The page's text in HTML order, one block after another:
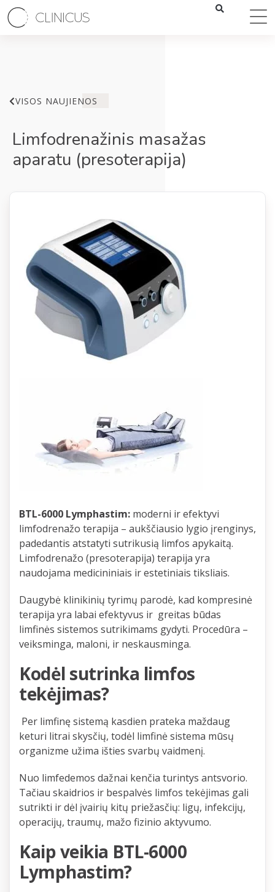
VISOS NAUJIENOS
Limfodrenažinis masažas
aparatu (presoterapija)
BTL-6000 Lymphastim: moderni ir efektyvi
limfodrenažo terapija – aukščiausio lygio įrenginys,
padedantis atstatyti sutrikusią limfos apykaitą.
Limfodrenažo (presoterapija) terapija yra
naudojama medicininiais ir estetiniais tiksliais.
Daugybė klinikinių tyrimų parodė, kad kompresinė
terapija yra labai efektyvus ir greitas būdas
limfinės sistemos sutrikimams gydyti. Procedūra –
veiksminga, maloni, ir neskausminga.
Kodėl sutrinka limfos
tekėjimas?
Per limfinę sistemą kasdien prateka maždaug
keturi litrai skysčių, todėl limfinė sistema mūsų
organizme užima išties svarbų vaidmenį.
Nuo limfedemos dažnai kenčia turintys antsvorio.
Tačiau skaidrios ir bespalvės limfos tekėjimas gali
sutrikti ir dėl įvairių kitų priežasčių: ligų, infekcijų,
operacijų, traumų, mažo fizinio aktyvumo.
Kaipveikia BTL-6000
Lymphastim?